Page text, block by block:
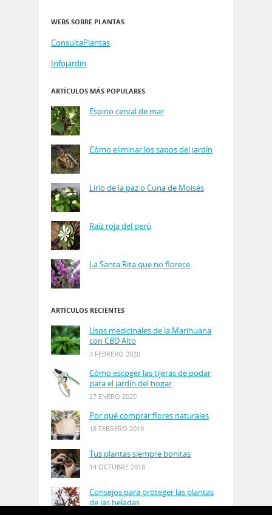
WEBS SOBRE PLANTAS
ConsultaPlantas
Infojardin
ARTÍCULOS MÁS POPULARES
Espino cerval de mar
Cómo eliminar los sapos del jardín
Lirio de la paz o Cuna de Moisés
Raíz roja del perú
La Santa Rita que no florece
ARTÍCULOS RECIENTES
Usos medicinales de la Marihuana
con CBD Alto
3 FEBRERO 2020
Cómo escoger las tijeras de podar
para el jardín del hogar
27 ENERO 2020
Por qué comprar flores naturales
18 FEBRERO 2019
Tus plantas siempre bonitas
14 OCTUBRE 2018
Consejos para proteger las plantas
de las heladas